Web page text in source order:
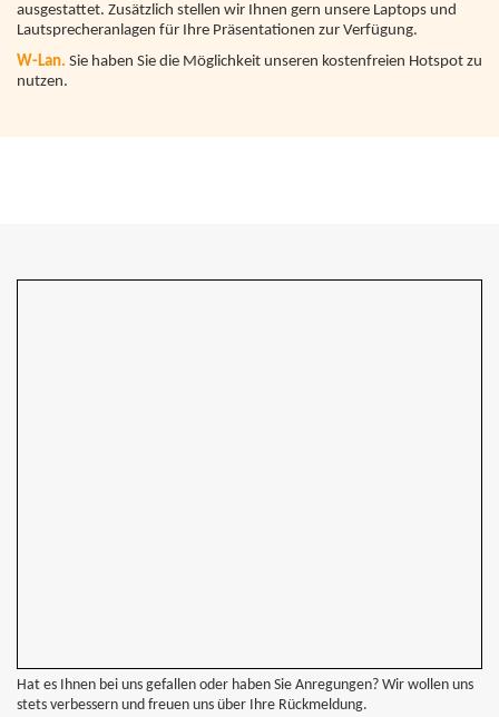
ausgestattet. Zusätzlich stellen wir Ihnen gern unsere Laptops und
Lautsprecheranlagen für Ihre Präsentationen zur Verfügung.
W-Lan. Sie haben Sie die Möglichkeit unseren kostenfreien Hotspot zu
nutzen.
Hat es Ihnen bei uns gefallen oder haben Sie Anregungen? Wir wollen uns
stets verbessern und freuen uns über Ihre Rückmeldung.